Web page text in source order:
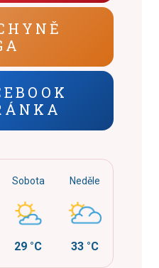
Sobota
29 °C
Neděle
33 °C